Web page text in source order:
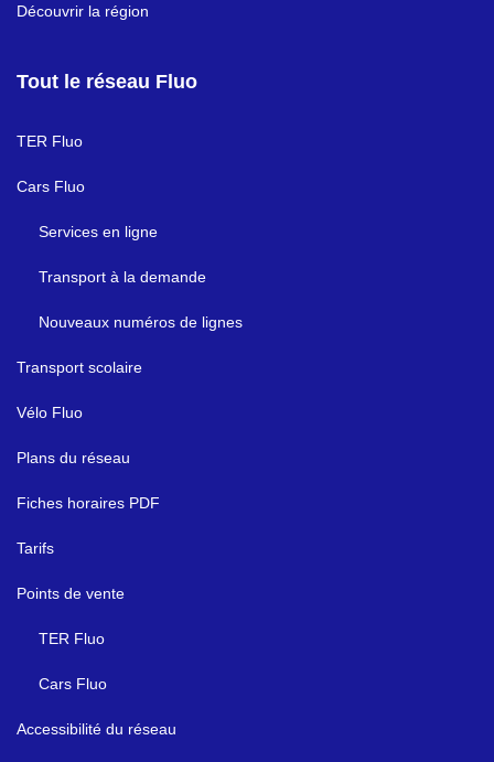
Découvrir la région
Tout le réseau Fluo
TER Fluo
Cars Fluo
Services en ligne
Transport à la demande
Nouveaux numéros de lignes
Transport scolaire
Vélo Fluo
Plans du réseau
Fiches horaires PDF
Tarifs
Points de vente
TER Fluo
Cars Fluo
Accessibilité du réseau